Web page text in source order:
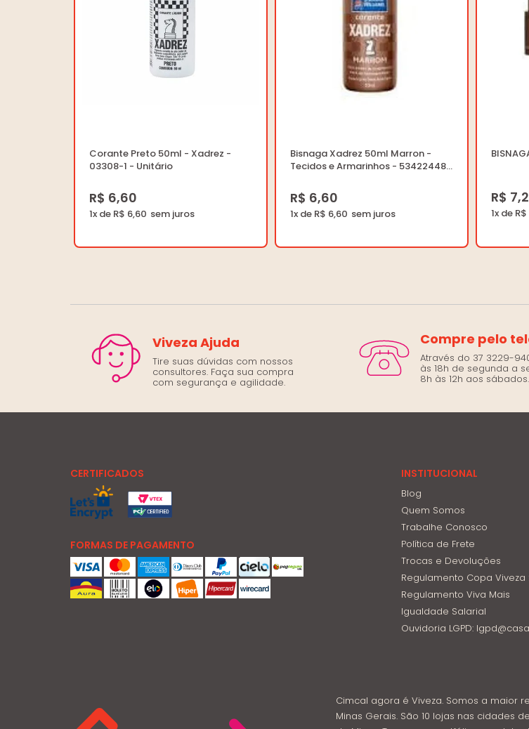
Corante Preto 50ml - Xadrez -
03308-1 - Unitário
R$ 6,60
1x de R$ 6,60
Bisnaga Xadrez 50ml Marron -
Tecidos e Armarinhos - 53422448 -
R$ 6,60
1x de R$ 6,60
R$
1x de
Viveza Ajuda
Tire suas dúvidas com nossos
consultores. Faça sua compra
com segurança e agilidade.
Compre pelo
Através do 37 3229-
às 18h de segunda a
8h às 12h aos sábados.
CERTIFICADOS
FORMAS DE PAGAMENTO
INSTITUCIONAL
Blog
Quem Somos
Trabalhe Conosco
Política de Frete
Trocas e Devoluções
Regulamento Copa Viveza
Regulamento Viva Mais
Igualdade Salarial
Ouvidoria LGPD:
Cimcal agora é Viveza. Somos a maior
Minas Gerais. São 10 lojas nas cidades